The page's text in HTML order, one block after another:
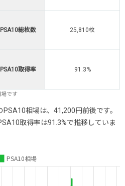
PSA10総枚数 25,810枚
PSA10取得率 91.3%
です
相場は、41,200円前後です。
取得率は91.3%で推移していま